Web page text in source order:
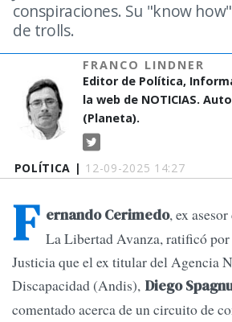
POLÍTICA | 12-09-2025 14:27
conspiraciones. Su "know
de trolls.
FRANCO LINDNER
Editor de Política,
la web de NOTICIAS.
(Planeta).
F ernando Cerimedo, ex
La Libertad Avanza, ratificó por
Justicia que el ex titular del Agencia
Discapacidad (Andis), Diego
comentado acerca de un circuito de